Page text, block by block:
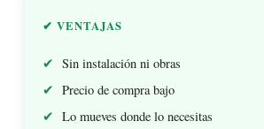
✔ VENTAJAS
Sin instalación ni obras
Precio de compra bajo
Lo mueves donde lo necesitas